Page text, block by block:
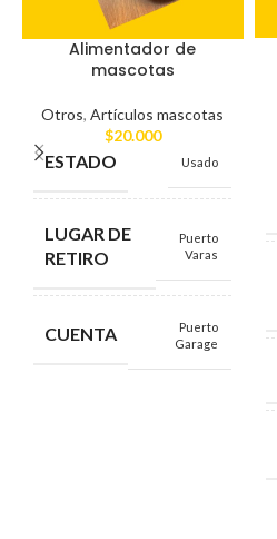
Alimentador de
mascotas
Otros,Artículos mascotas
$20.000
ESTADO Usado
LUGAR DE
RETIRO
Puerto
Varas
CUENTA
Puerto
Garage